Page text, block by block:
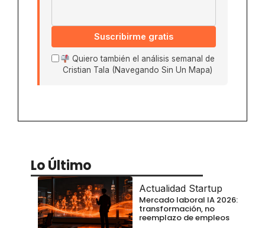
Suscribirme gratis
Quiero también el análisis semanal de
Cristian Tala (Navegando Sin Un Mapa)
Lo Último
Actualidad Startup
Mercado laboral IA 2026:
transformación, no
reemplazo de empleos